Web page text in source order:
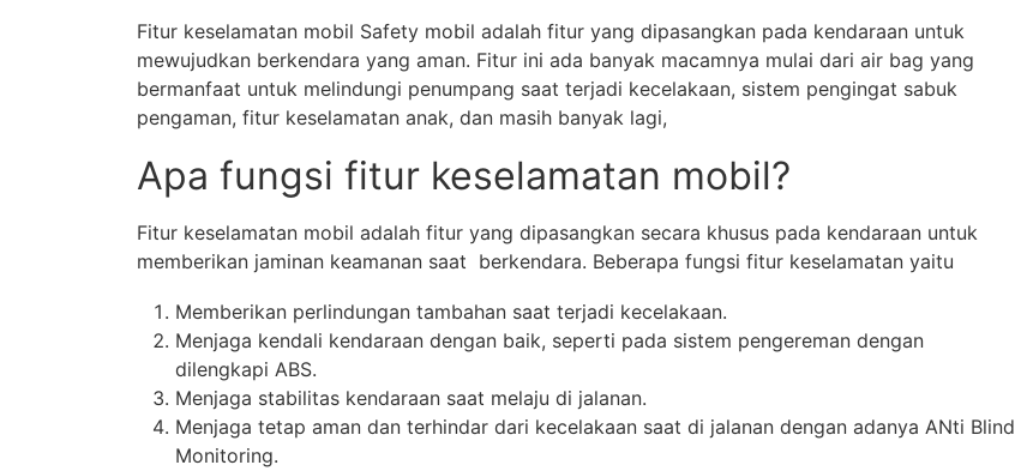
Fitur keselamatan mobil Safety mobil adalah fitur yang dipasangkan pada kendaraan untuk
mewujudkan berkendara yang aman. Fitur ini ada banyak macamnya mulai dari air bag yang
bermanfaat untuk melindungi penumpang saat terjadi kecelakaan, sistem pengingat sabuk
pengaman, fitur keselamatan anak, dan masih banyak lagi,
Apa fungsi fitur keselamatan mobil?
Fitur keselamatan mobil adalah fitur yang dipasangkan secara khusus pada kendaraan untuk
memberikan jaminan keamanan saat berkendara. Beberapa fungsi fitur keselamatan yaitu
Memberikan perlindungan tambahan saat terjadi kecelakaan.
Menjaga kendali kendaraan dengan baik, seperti pada sistem pengereman dengan
dilengkapi ABS.
Menjaga stabilitas kendaraan saat melaju di jalanan.
Menjaga tetap aman dan terhindar dari kecelakaan saat di jalanan dengan adanya ANti Blind
Monitoring.